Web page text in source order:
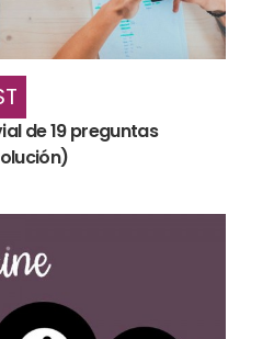
de 19 preguntas